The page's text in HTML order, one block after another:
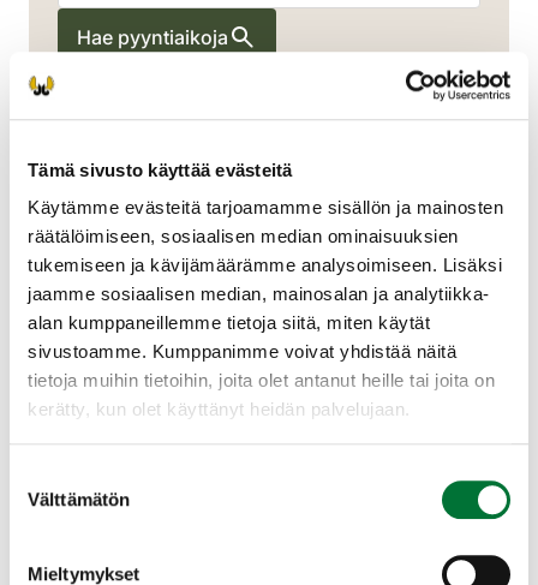
Tämä sivusto käyttää evästeitä
Käytämme evästeitä tarjoamamme sisällön ja mainosten
räätälöimiseen, sosiaalisen median ominaisuuksien
tukemiseen ja kävijämäärämme analysoimiseen. Lisäksi
jaamme sosiaalisen median, mainosalan ja analytiikka-
alan kumppaneillemme tietoja siitä, miten käytät
sivustoamme. Kumppanimme voivat yhdistää näitä
tietoja muihin tietoihin, joita olet antanut heille tai joita on
kerätty, kun olet käyttänyt heidän palvelujaan.
valinta
Välttämätön
Mieltymykset
Hae pyyntiaikoja
Pyy
Etelä-Pohjanmaa, Etelä-Savo, Kanta-
Häme, Keski-Pohjanmaa, Keski-Suomi,
Pirkanmaa, Pohjanmaa, Päijät-Häme,
Satakunta, Uusimaa, Varsinais-Suomi
10.09.2025-10.11.2025
Lisätietoa pyystä
Etelä-Karjala, Kainuu, Lappi, Pohjois-